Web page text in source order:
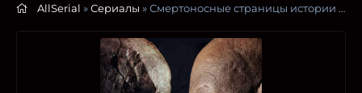
AllSerial »Сериалы » Смертоносные страницы истории с Вингом Реймзом